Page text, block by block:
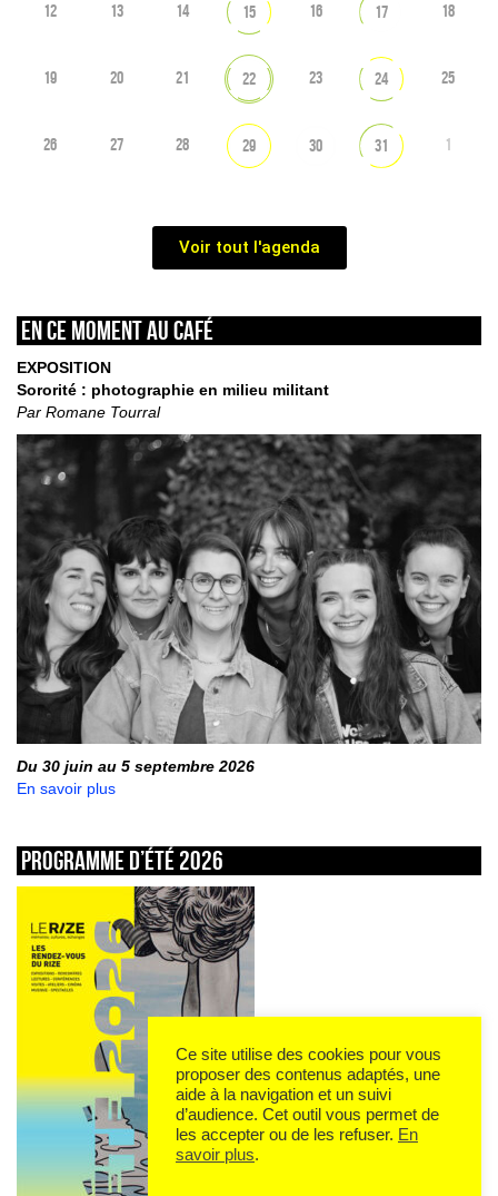
12 13 14 15 16 17 18
19 20 21 22 23 24 25
26 27 28 29 30 31 1
Voir tout l'agenda
En ce moment au café
EXPOSITION
Sororité : photographie en milieu militant
Par Romane Tourral
Du 30 juin au 5 septembre 2026
En savoir plus
Programme d’été 2026
Ce site utilise des cookies pour vous
proposer des contenus adaptés, une
aide à la navigation et un suivi
d’audience. Cet outil vous permet de
les accepter ou de les refuser. En
savoir plus.